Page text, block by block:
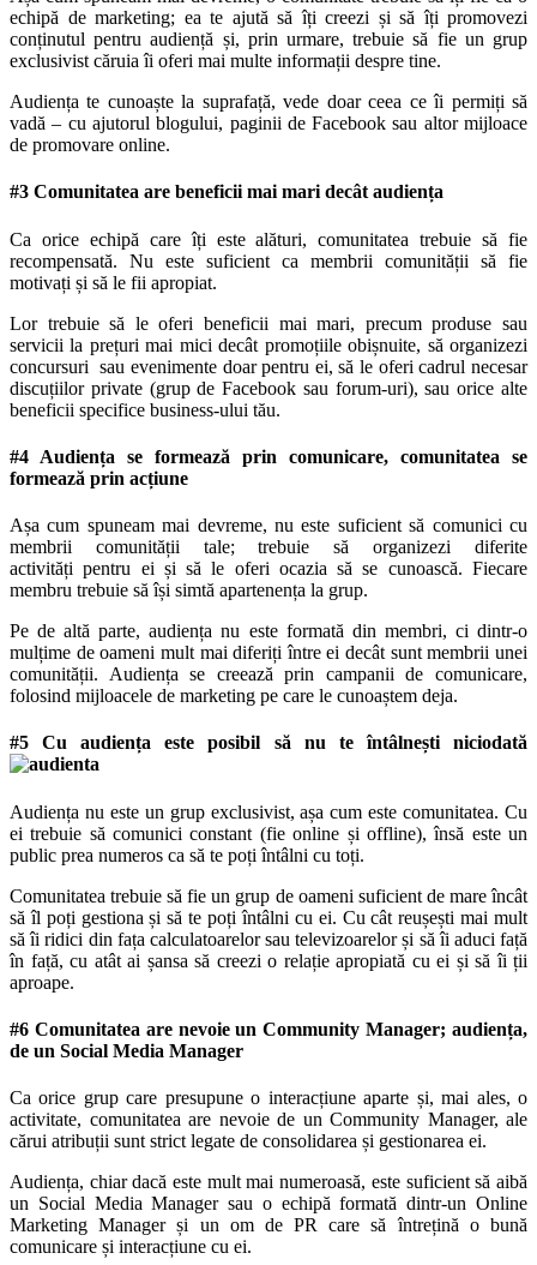
echipă de marketing; ea te ajută să îți creezi și să îți promovezi
conținutul pentru audiență și, prin urmare, trebuie să fie un grup
exclusivist căruia îi oferi mai multe informații despre tine.
Audiența te cunoaște la suprafață, vede doar ceea ce îi permiți să
vadă – cu ajutorul blogului, paginii de Facebook sau altor mijloace
de promovare online.
#3 Comunitatea are beneficii mai mari decât audiența
Ca orice echipă care îți este alături, comunitatea trebuie să fie
recompensată. Nu este suficient ca membrii comunității să fie
motivați și să le fii apropiat.
Lor trebuie să le oferi beneficii mai mari, precum produse sau
servicii la prețuri mai mici decât promoțiile obișnuite, să organizezi
concursuri sau evenimente doar pentru ei, să le oferi cadrul necesar
discuțiilor private (grup de Facebook sau forum-uri), sau orice alte
beneficii specifice business-ului tău.
#4 Audiența se formează prin comunicare, comunitatea se
formează prin acțiune
Așa cum spuneam mai devreme, nu este suficient să comunici cu
membrii comunității tale; trebuie să organizezi diferite
activități pentru ei și să le oferi ocazia să se cunoască. Fiecare
membru trebuie să își simtă apartenența la grup.
Pe de altă parte, audiența nu este formată din membri, ci dintr-o
mulțime de oameni mult mai diferiți între ei decât sunt membrii unei
comunității. Audiența se creează prin campanii de comunicare,
folosind mijloacele de marketing pe care le cunoaștem deja.
#5 Cu audiența este posibil să nu te întâlnești niciodată
Audiența nu este un grup exclusivist, așa cum este comunitatea. Cu
ei trebuie să comunici constant (fie online și offline), însă este un
public prea numeros ca să te poți întâlni cu toți.
Comunitatea trebuie să fie un grup de oameni suficient de mare încât
să îl poți gestiona și să te poți întâlni cu ei. Cu cât reușești mai mult
să îi ridici din fața calculatoarelor sau televizoarelor și să îi aduci față
în față, cu atât ai șansa să creezi o relație apropiată cu ei și să îi ții
aproape.
#6 Comunitatea are nevoie un Community Manager; audiența,
de un Social Media Manager
Ca orice grup care presupune o interacțiune aparte și, mai ales, o
activitate, comunitatea are nevoie de un Community Manager, ale
cărui atribuții sunt strict legate de consolidarea și gestionarea ei.
Audiența, chiar dacă este mult mai numeroasă, este suficient să aibă
un Social Media Manager sau o echipă formată dintr-un Online
Marketing Manager și un om de PR care să întrețină o bună
comunicare și interacțiune cu ei.